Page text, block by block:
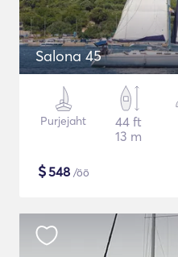
Salona 45
Purjejaht
44 ft
13 m
$548 /öö